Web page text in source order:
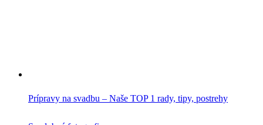
Prípravy na svadbu – Naše TOP 1 rady, tipy, postrehy